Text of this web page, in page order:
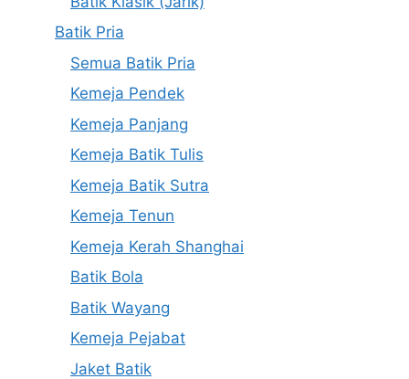
Batik Pria
Semua Batik Pria
Kemeja Pendek
Kemeja Panjang
Kemeja Batik Tulis
Kemeja Batik Sutra
Kemeja Tenun
Kemeja Kerah Shanghai
Batik Bola
Batik Wayang
Kemeja Pejabat
Jaket Batik